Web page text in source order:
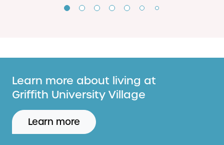
Learn more about living at
Griffith University Village
Learn more